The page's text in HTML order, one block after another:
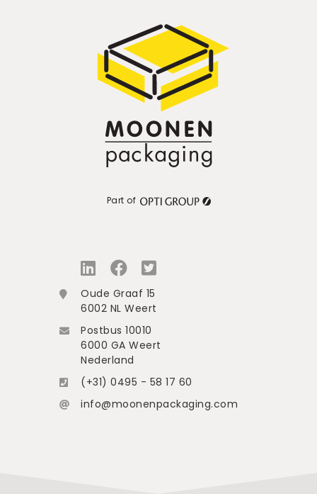
Part of
Oude Graaf 15
6002 NL Weert
Postbus 10010
6000 GA Weert
Nederland
(+31) 0495 - 58 17 60
info@moonenpackaging.com